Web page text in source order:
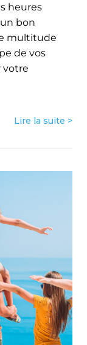
heures
bon
multitude
de vos
votre
Lire la suite >